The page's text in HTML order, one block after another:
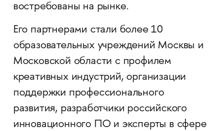
востребованы на рынке.
Его партнерами стали более 10
образовательных учреждений Москвы и
Московской области с профилем
креативных индустрий, организации
поддержки профессионального
развития, разработчики российского
инновационного ПО и эксперты в сфере